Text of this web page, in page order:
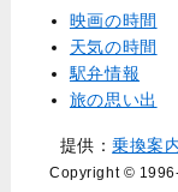
映画の時間
天気の時間
駅弁情報
旅の思い出
提供：乗換案
Copyright © 1996